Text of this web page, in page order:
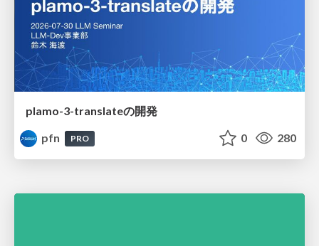
plamo-3-translateの開発
pfn
PRO 0 280